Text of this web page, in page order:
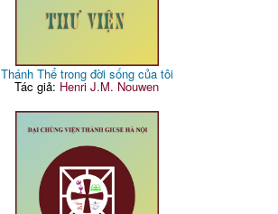
Thánh Thể trong đời sống của tôi
Tác giả: Henri J.M. Nouwen